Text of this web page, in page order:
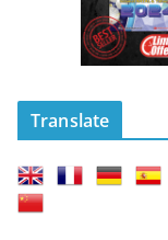
Translate